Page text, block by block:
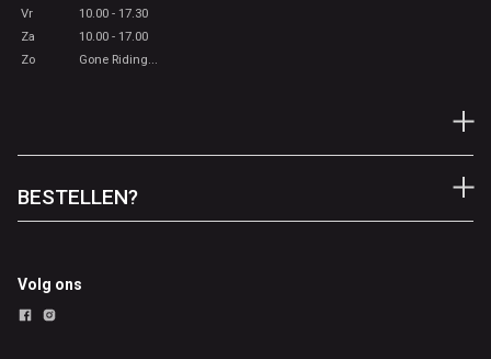
Vr
10.00 - 17.30
Za
10.00 - 17.00
Zo
Gone Riding...
BESTELLEN?
Volg ons